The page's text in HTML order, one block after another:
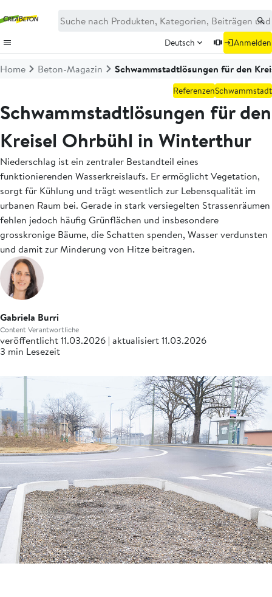
Deutsch Anmelden
Home Beton-Magazin Schwammstadtlösungen für den
ReferenzenSchwammstadt
Schwammstadtlösungen für den
Kreisel Ohrbühl in Winterthur
Niederschlag ist ein zentraler Bestandteil eines
funktionierenden Wasserkreislaufs. Er ermöglicht Vegetation,
sorgt für Kühlung und trägt wesentlich zur Lebensqualität im
urbanen Raum bei. Gerade in stark versiegelten Strassenräumen
fehlen jedoch häufig Grünflächen und insbesondere
grosskronige Bäume, die Schatten spenden, Wasser verdunsten
und damit zur Minderung von Hitze beitragen.
Gabriela Burri
Content Verantwortliche
veröffentlicht 11.03.2026 | aktualisiert 11.03.2026
3 min Lesezeit